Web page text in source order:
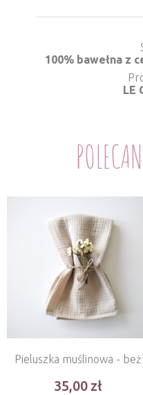
100% bawełna z
LE
Pieluszka muślinowa - beż
35,00